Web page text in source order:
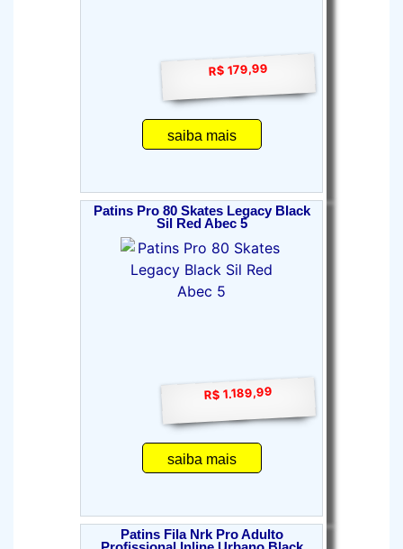
R$ 179,99
saiba mais
Patins Pro 80 Skates Legacy Black
Sil Red Abec 5
R$ 1.189,99
saiba mais
Patins Fila Nrk Pro Adulto